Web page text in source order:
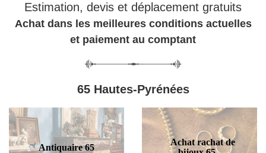
Estimation, devis et déplacement gratuits
Achat dans les meilleures conditions actuelles
et paiement au comptant
65 Hautes-Pyrénées
Antiquaire 65
Achat rachat de